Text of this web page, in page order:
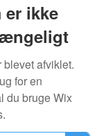
er ikke
afviklet.
for en
du bruge Wix